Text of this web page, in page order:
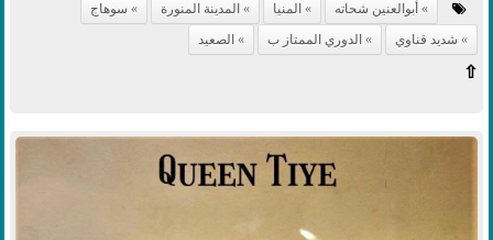
أبوالعنين شحاته المنيا المدينة المنورة
سوهاج
شديد قناوي
الدوري الممتاز ب الصعيد
⇧